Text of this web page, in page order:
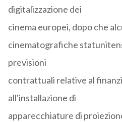
digitalizzazione dei
cinema europei, dopo che
cinematografiche
previsioni
contrattuali relative al
all'installazione di
apparecchiature di